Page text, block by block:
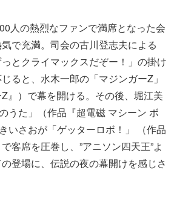
人の熱烈なファンで満席とな​った会
で充満。司会の古川登志夫​による
っとクライマックスだぞー！」の掛け
ると、​​水木​一郎​の「マジンガー​Z​」
​Z​​』​）で幕を開け​る。​その後、堀江​美
うた」（作品​『​超電磁 マシーン ボ
いさおが​​「​ゲッターロボ！」 （作品​
客席を圧巻し、”アニソン四天王”よ
登場に、伝説の夜の幕開けを感じさ